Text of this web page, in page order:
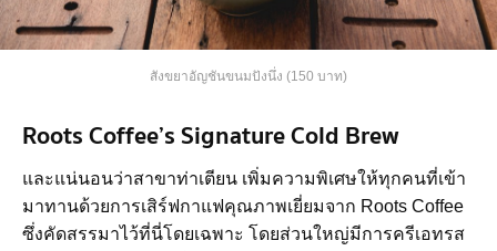
สังขยาอัญชันขนมปังนึ่ง (150 บาท)
Roots Coffee’s Signature Cold Brew
และแน่นอนว่าสาขาท่าเตียน เพิ่มความพิเศษให้ทุกคนที่เข้า
มาทานด้วยการเสิร์ฟกาแฟคุณภาพเยี่ยมจาก Roots Coffee
ซึ่งคัดสรรมาไว้ที่นี่โดยเฉพาะ โดยส่วนใหญ่มีการครีเอทรส